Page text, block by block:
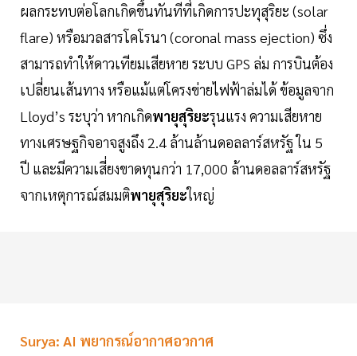
ผลกระทบต่อโลกเกิดขึ้นทันทีที่เกิดการปะทุสุริยะ (solar
flare) หรือมวลสารโคโรนา (coronal mass ejection) ซึ่ง
สามารถทำให้ดาวเทียมเสียหาย ระบบ GPS ล่ม การบินต้อง
เปลี่ยนเส้นทาง หรือแม้แต่โครงข่ายไฟฟ้าล่มได้ ข้อมูลจาก
Lloyd’s ระบุว่า หากเกิดพายุสุริยะรุนแรง ความเสียหาย
ทางเศรษฐกิจอาจสูงถึง 2.4 ล้านล้านดอลลาร์สหรัฐ ใน 5
ปี และมีความเสี่ยงขาดทุนกว่า 17,000 ล้านดอลลาร์สหรัฐ
จากเหตุการณ์สมมติพายุสุริยะใหญ่
Surya: AI พยากรณ์อากาศอวกาศ